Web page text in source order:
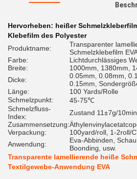
Hervorheben: heißer
Klebefilm des Polyester
Produktname:
Transparenter
Schmelzklebefilm
Farbe:
Lichtdurchlässiges
Breite:
1000mm, 1380mm,
Dicke:
0.05mm, 0.08mm,
0.15mm,
Länge:
100 Yards/Rolle
Schmelzpunkt:
45-75℃
Schmelzfluss-
Index:
Zustand 11±7g/
Zusammensetzung:
Verpackung:
100yard/roll, 1-2roll/
Anwendung:
Eva-Abbinden,
Boonding, usw.
Transparente lamellierende heiße
Textilgewebe-Anwendung EVA